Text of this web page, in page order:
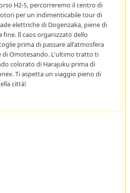
H2-S, percorreremo il centro di
per un indimenticabile tour di
elettriche di Dogenzaka, piene di
fine. Il caos organizzato dello
prima di passare all'atmosfera
di Omotesando. L'ultimo tratto ti
colorato di Harajuku prima di
Ti aspetta un viaggio pieno di
città!